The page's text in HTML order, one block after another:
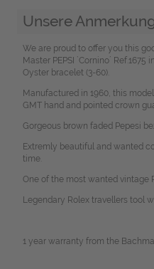
Unsere
We are proud to offer you this
Master PEPSI `Cornino´
Oyster bracelet (3-60).
Manufactured in 1960, this
GMT hand and pointed crown
Gorgeous brown faded Pepesi
Extremly beautiful and wanted
time.
One of the most wanted vintage
Legendary Rolex travellers tool
1 year warranty from the